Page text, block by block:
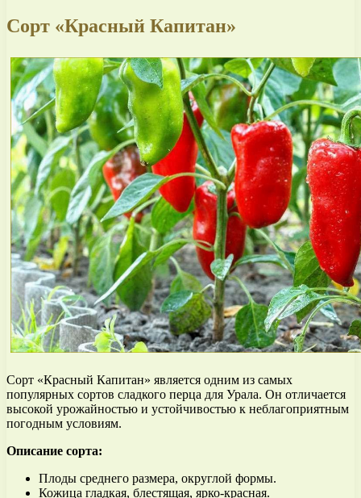
Сорт «Красный Капитан»
Сорт «Красный Капитан» является одним из самых
популярных сортов сладкого перца для Урала. Он отличается
высокой урожайностью и устойчивостью к неблагоприятным
погодным условиям.
Описание сорта:
Плоды среднего размера, округлой формы.
Кожица гладкая, блестящая, ярко-красная.